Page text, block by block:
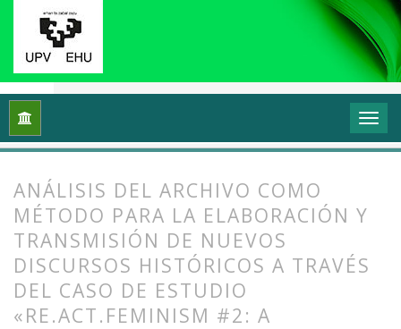
Inicio Vol. 5 Núm. 1 (2017): Interrogantes
ANÁLISIS DEL ARCHIVO COMO
MÉTODO PARA LA ELABORACIÓN Y
TRANSMISIÓN DE NUEVOS
DISCURSOS HISTÓRICOS A TRAVÉS
DEL CASO DE ESTUDIO
«RE.ACT.FEMINISM #2: A